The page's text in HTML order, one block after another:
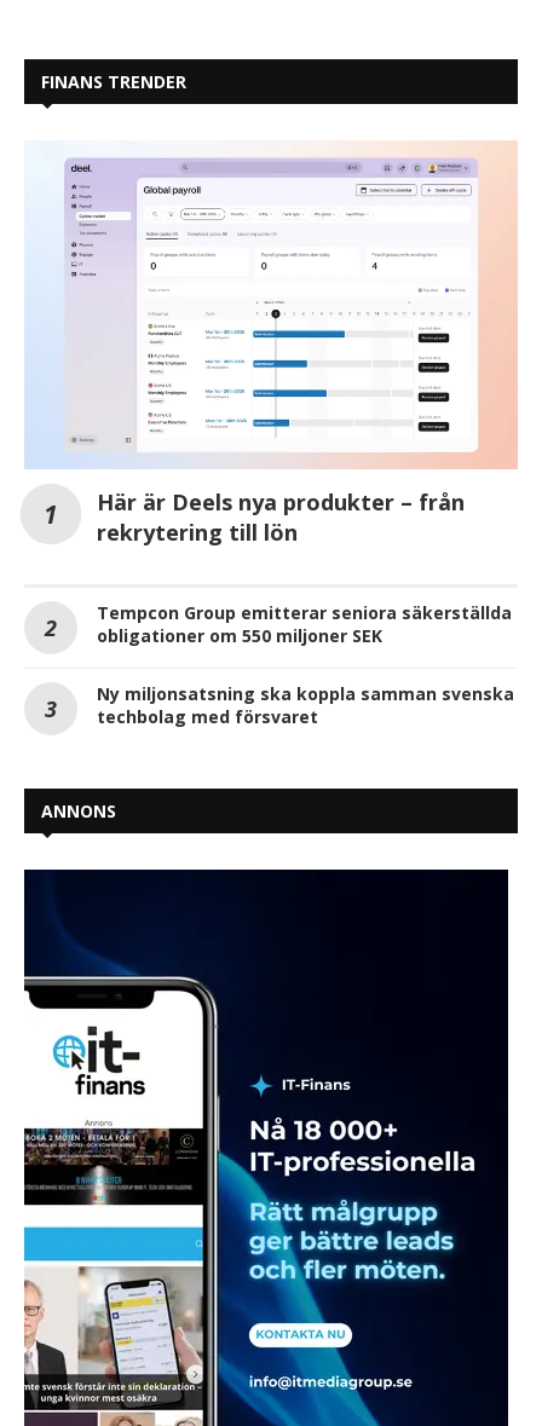
FINANS TRENDER
Här är Deels nya produkter – från
rekrytering till lön
Tempcon Group emitterar seniora säkerställda
obligationer om 550 miljoner SEK
Ny miljonsatsning ska koppla samman svenska
techbolag med försvaret
ANNONS